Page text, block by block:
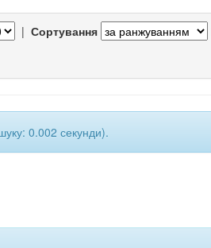
| Сортування
0.002 секунди).